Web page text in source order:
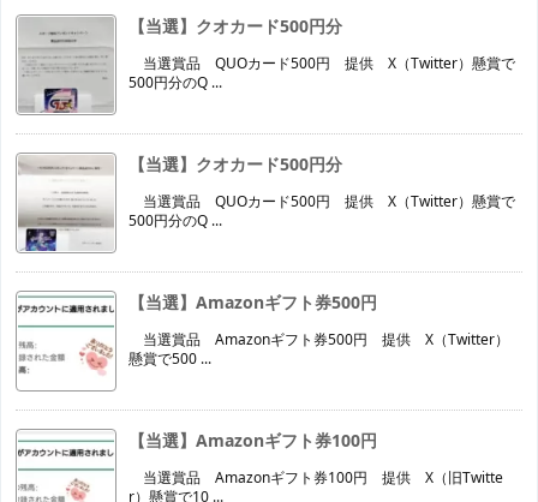
【当選】クオカード500円分
当選賞品 QUOカード500円 提供 X（Twitter）懸賞で
500円分のQ ...
【当選】クオカード500円分
当選賞品 QUOカード500円 提供 X（Twitter）懸賞で
500円分のQ ...
【当選】Amazonギフト券500円
当選賞品 Amazonギフト券500円 提供 X（Twitter）
懸賞で500 ...
【当選】Amazonギフト券100円
当選賞品 Amazonギフト券100円 提供 X（旧Twitte
r）懸賞で10 ...